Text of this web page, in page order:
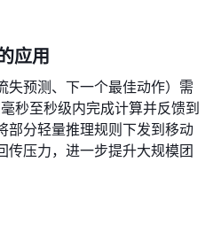
应用
失预测、下一个最佳动作）需
秒至秒级内完成计算并反馈到
部分轻量推理规则下发到移动
传压力，进一步提升大规模团